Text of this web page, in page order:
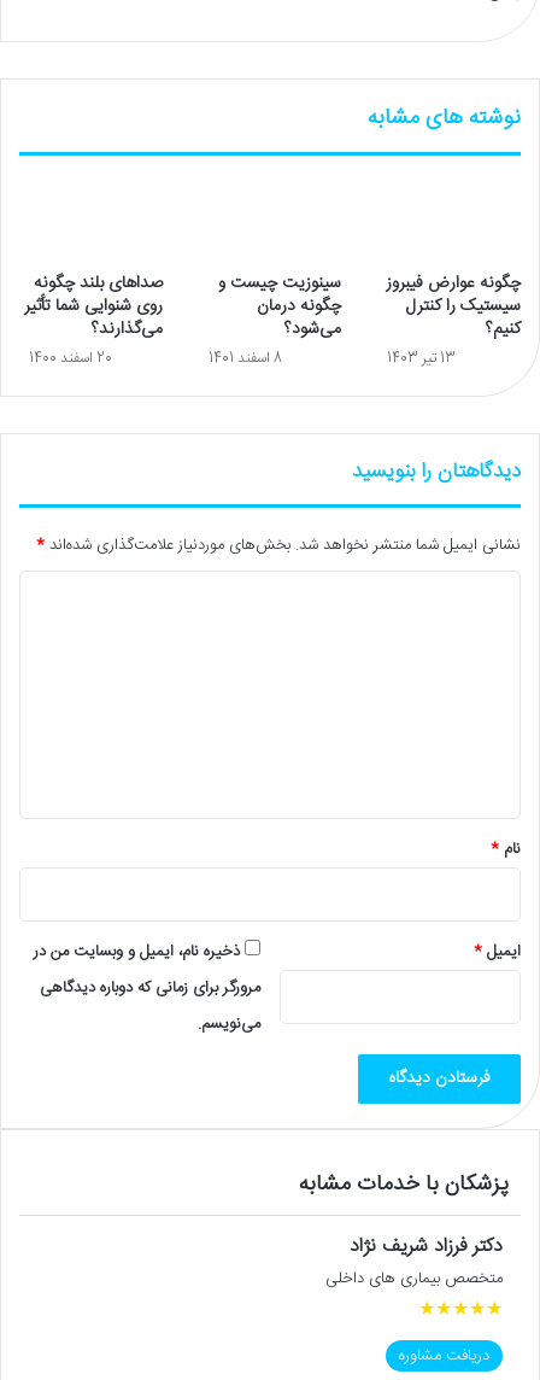
نوشته های مشابه
چگونه عوارض فیبروز
سیستیک را کنترل
کنیم؟
13 تیر 1403
سینوزیت چیست و
چگونه درمان
می‌شود؟
8 اسفند 1401
صداهای بلند چگونه
روی شنوایی شما تأثیر
می‌گذارند؟
20 اسفند 1400
دیدگاهتان را بنویسید
نشانی ایمیل شما منتشر نخواهد شد. بخش‌های موردنیاز علامت‌گذاری شده‌اند*
نام *
ایمیل*
ذخیره نام، ایمیل و وبسایت من در
مرورگر برای زمانی که دوباره دیدگاهی
می‌نویسم.
پزشکان با خدمات مشابه
دکتر فرزاد شریف نژاد
متخصص بیماری های داخلی
★
★
★
★
★
دریافت مشاوره